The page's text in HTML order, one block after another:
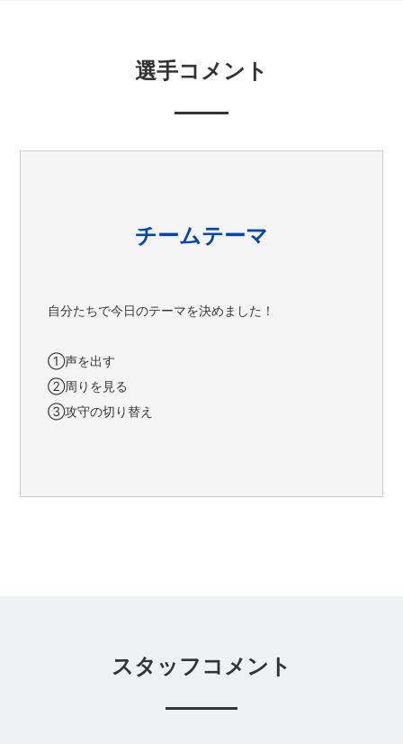
選手コメント
チームテーマ
自分たちで今日のテーマを決めました！
①声を出す
②周りを見る
③攻守の切り替え
スタッフコメント